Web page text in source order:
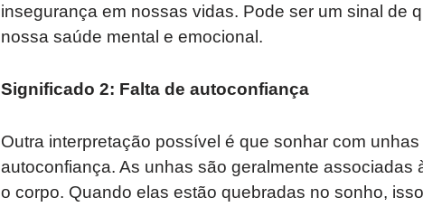
insegurança em nossas vidas. Pode ser um sinal de
nossa saúde mental e emocional.
Significado 2: Falta de autoconfiança
Outra interpretação possível é que sonhar com
autoconfiança. As unhas são geralmente associadas
o corpo. Quando elas estão quebradas no sonho,